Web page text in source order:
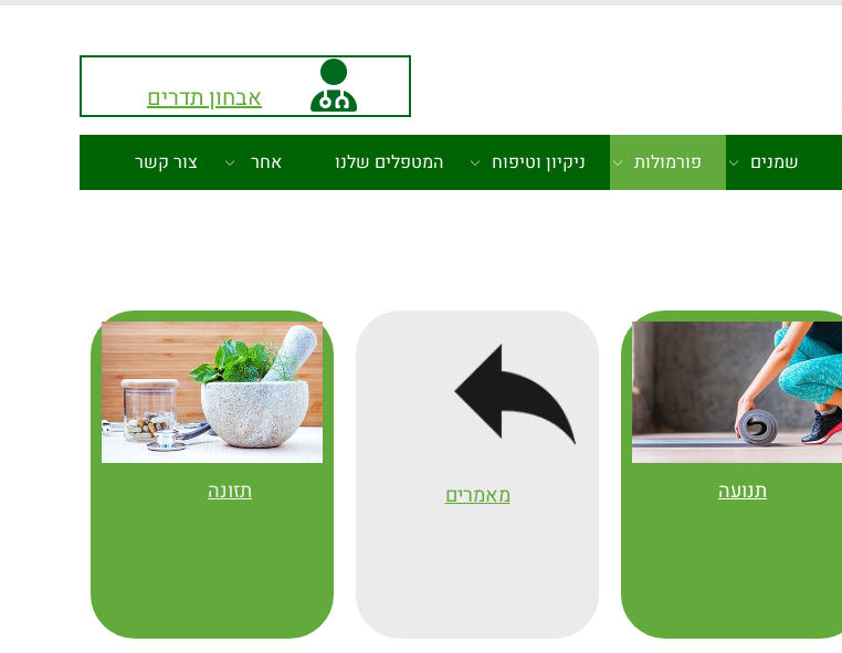
אבחון תדרים
שמנים פורמולות ניקיון וטיפוח המטפלים שלנו אחר צור קשר
תנועה מאמרים תזונה